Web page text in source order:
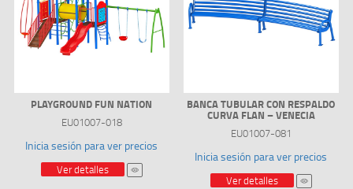
PLAYGROUND FUN NATION
EU01007-018
Inicia sesión para ver precios
Ver detalles
BANCA TUBULAR CON RESPALDO
CURVA FLAN – VENECIA
EU01007-081
Inicia sesión para ver precios
Ver detalles